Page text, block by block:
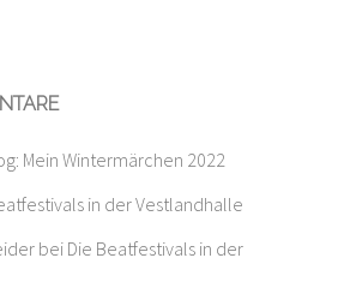
Mein Wintermärchen 2022
in der Vestlandhalle
bei Die Beatfestivals in der